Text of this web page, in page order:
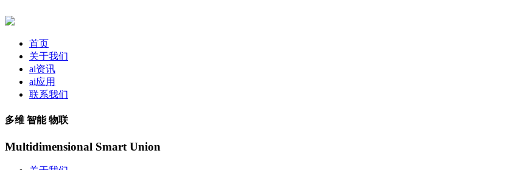
首页
关于我们
ai资讯
ai应用
联系我们
多维 智能 物联
Multidimensional Smart Union